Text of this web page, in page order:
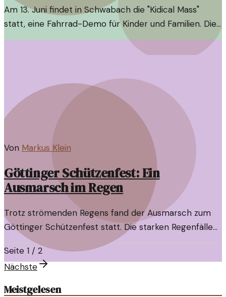
Am 13. Juni findet in Schwabach die "Kidical Mass"
statt, eine Fahrrad-Demo für Kinder und Familien. Die
Veranstaltung setzt sich für sichere Radwege und
Von Markus Klein
Göttinger Schützenfest: Ein
Ausmarsch im Regen
Trotz strömenden Regens fand der Ausmarsch zum
Göttinger Schützenfest statt. Die starken Regenfälle
konnten die gute Laune der Teilnehmer nicht trüben.
Seite 1 / 2
Nächste
Meistgelesen